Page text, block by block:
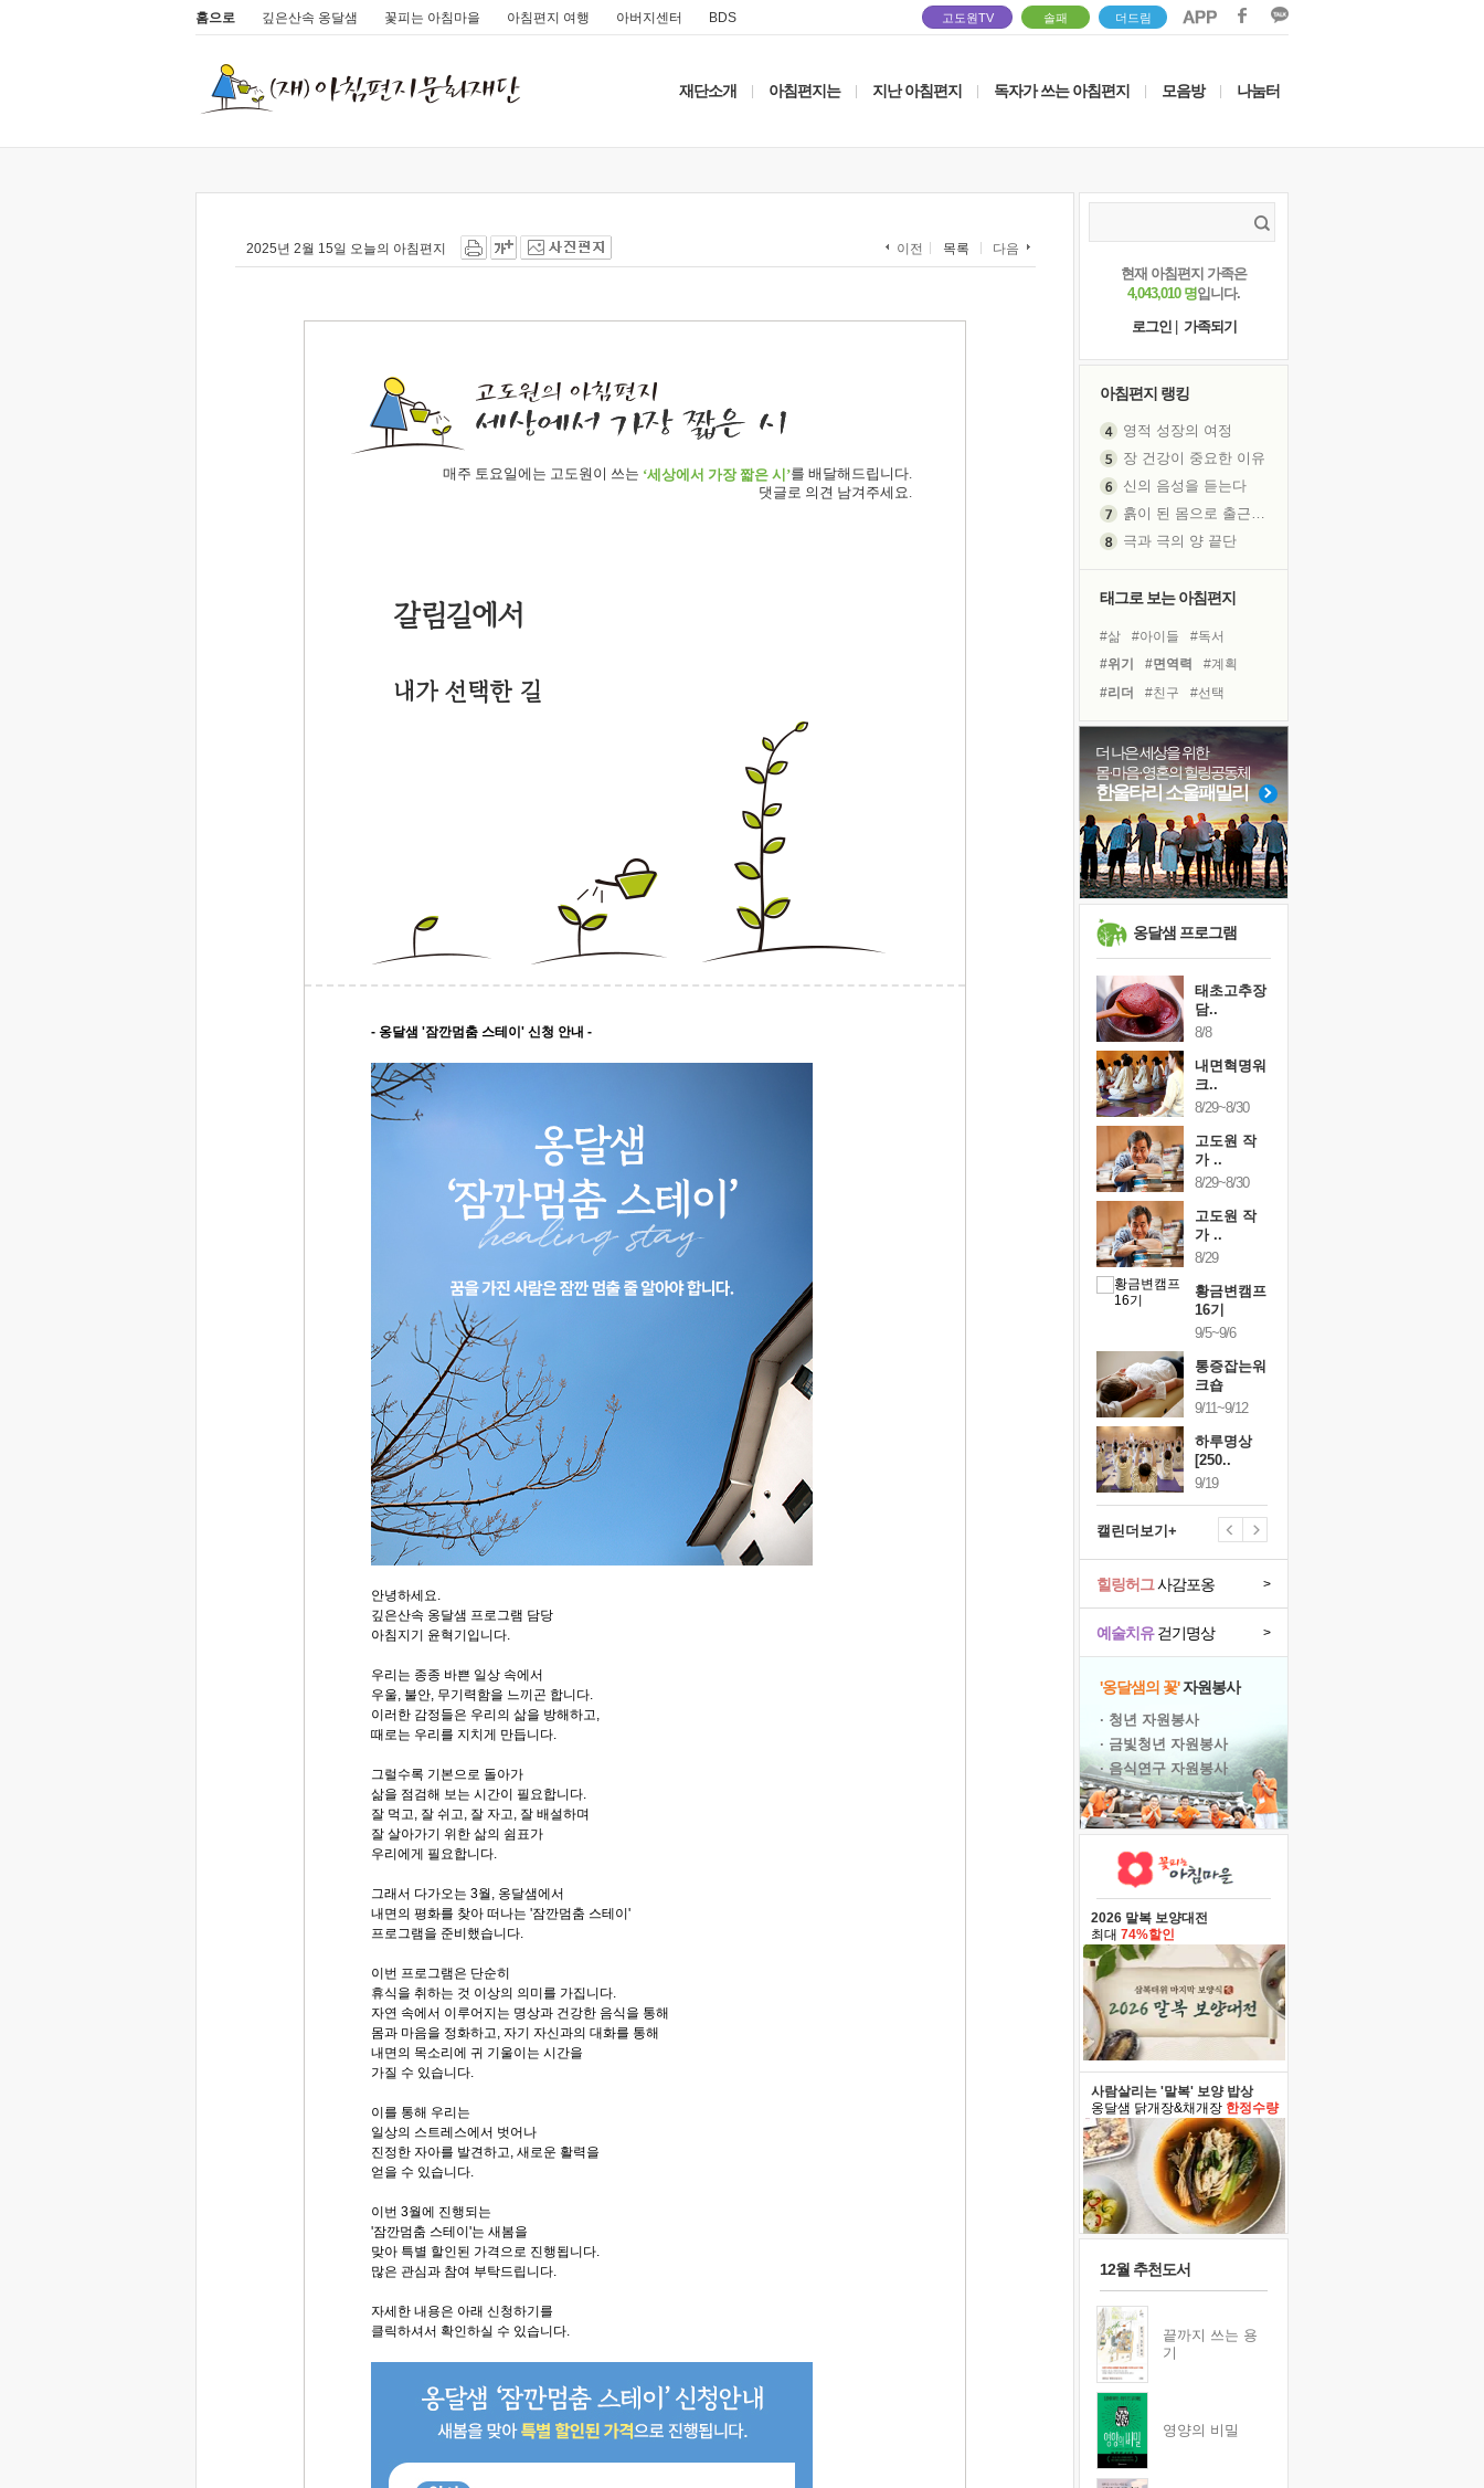
홈으로 깊은산속 옹달샘 꽃피는 아침마을 아침편지 여행 아버지센터 BDS 고도원TV 솔패 더드림
재단소개 아침편지는 지난 아침편지 독자가 쓰는 아침편지 모음방 나눔터
2025년 2월 15일 오늘의 아침편지 이전 목록 다음
매주 토요일에는 고도원이 쓰는 ‘세상에서 가장 짧은 시’를 배달해드립니다.
댓글로 의견 남겨주세요.
갈림길에서
내가 선택한 길
- 옹달샘 '잠깐멈춤 스테이' 신청 안내 -
안녕하세요.
깊은산속 옹달샘 프로그램 담당
아침지기 윤혁기입니다.
우리는 종종 바쁜 일상 속에서
우울, 불안, 무기력함을 느끼곤 합니다.
이러한 감정들은 우리의 삶을 방해하고,
때로는 우리를 지치게 만듭니다.
그럴수록 기본으로 돌아가
삶을 점검해 보는 시간이 필요합니다.
잘 먹고, 잘 쉬고, 잘 자고, 잘 배설하며
잘 살아가기 위한 삶의 쉼표가
우리에게 필요합니다.
그래서 다가오는 3월, 옹달샘에서
내면의 평화를 찾아 떠나는 '잠깐멈춤 스테이'
프로그램을 준비했습니다.
이번 프로그램은 단순히
휴식을 취하는 것 이상의 의미를 가집니다.
자연 속에서 이루어지는 명상과 건강한 음식을 통해
몸과 마음을 정화하고, 자기 자신과의 대화를 통해
내면의 목소리에 귀 기울이는 시간을
가질 수 있습니다.
이를 통해 우리는
일상의 스트레스에서 벗어나
진정한 자아를 발견하고, 새로운 활력을
얻을 수 있습니다.
이번 3월에 진행되는
'잠깐멈춤 스테이'는 새봄을
맞아 특별 할인된 가격으로 진행됩니다.
많은 관심과 참여 부탁드립니다.
자세한 내용은 아래 신청하기를
클릭하셔서 확인하실 수 있습니다.
현재 아침편지 가족은
4,043,010 명입니다.
로그인
가족되기
아침편지 랭킹
영적 성장의 여정
장 건강이 중요한 이유
신의 음성을 듣는다
흙이 된 몸으로 출근하는 여자
극과 극의 양 끝단
아픈 아버지를 위한 공간 설계
슬럼프
보고 싶은 어머니
유년 시절의 부산 영도 바다
못된 꼰대들
희망이란
'모른다'는 것
귀를 열고 마음을 내어주고
태그로 보는 아침편지
#삶 #아이들
#독서
#위기
#면역력
#계획
#리더
#친구
#선택
#경험
#희망
#극복
#유튜브
#비전캠프
#명상
#다짐
#힐링
#도움
#나눔
#링컨학교
#바이러스
더 나은 세상을 위한
몸·마음·영혼의 힐링공동체
한울타리 소울패밀리
옹달샘 프로그램
태초고추장
담..
8/8
내면혁명워
크..
8/29~8/30
고도원 작
가 ..
8/29~8/30
고도원 작
가 ..
8/29
황금변캠프
16기
9/5~9/6
통증잡는워
크숍
9/11~9/12
하루명상
[250..
9/19
캘린더보기+
예술치유걷기명상 >
힐링허그사감포옹 >
'옹달샘의 꽃'자원봉사
· 청년 자원봉사
· 금빛청년 자원봉사
· 음식연구 자원봉사
2026 말복 보양대전
최대 74%할인
사람살리는 '말복' 보양 밥상
옹달샘 닭개장&채개장 한정수량
12월 추천도서
끝까지 쓰는 용
기
영양의 비밀